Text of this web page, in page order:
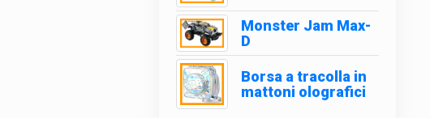
Monster Jam Max-
D
Borsa a tracolla in
mattoni olografici